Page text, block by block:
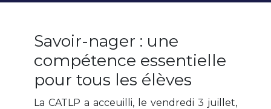
Savoir-nager : une
compétence essentielle
pour tous les élèves
La CATLP a acceuilli, le vendredi 3 juillet,